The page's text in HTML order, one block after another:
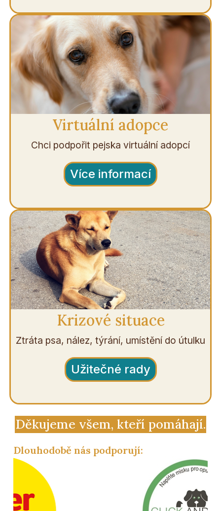
Virtuální adopce
Chci podpořit pejska virtuální adopcí
Více informací
Krizové situace
Ztráta psa, nález, týrání, umístění do útulku
Užitečné rady
Děkujeme všem, kteří pomáhají.
Dlouhodobě nás podporují: